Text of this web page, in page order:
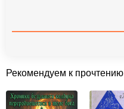
Рекомендуем к прочтению